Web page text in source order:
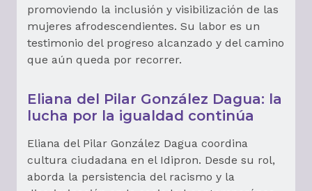
promoviendo la inclusión y visibilización de las
mujeres afrodescendientes. Su labor es un
testimonio del progreso alcanzado y del camino
que aún queda por recorrer.
Eliana del Pilar González Dagua: la
lucha por la igualdad continúa
Eliana del Pilar González Dagua coordina
cultura ciudadana en el Idipron. Desde su rol,
aborda la persistencia del racismo y la